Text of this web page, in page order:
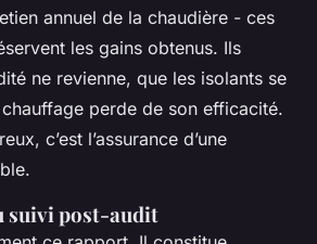
annuel de la chaudière - ces
les gains obtenus. Ils
ne revienne, que les isolants se
perde de son efficacité.
c’est l’assurance d’une
suivi post-audit